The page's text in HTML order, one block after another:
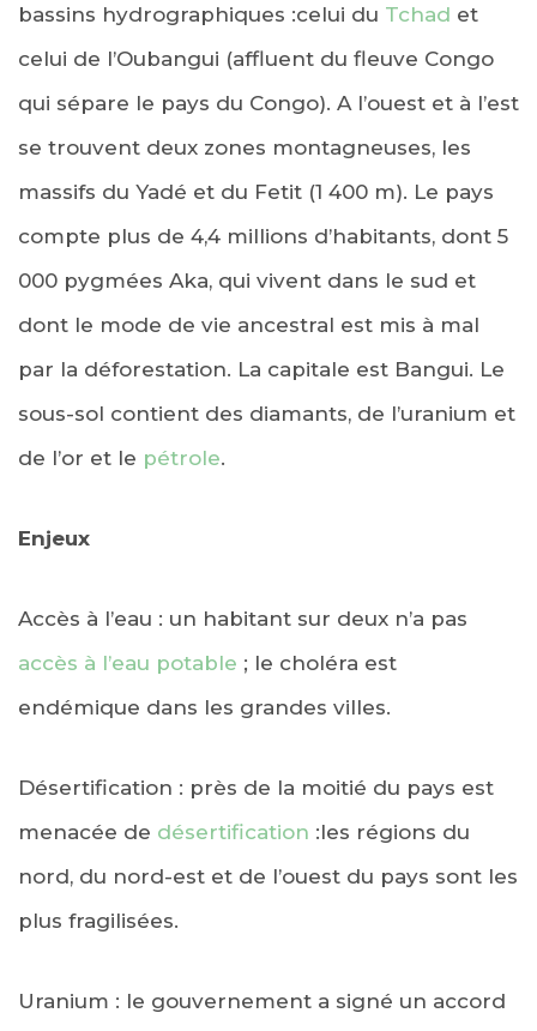
bassins hydrographiques :celui du Tchad et
celui de l’Oubangui (affluent du fleuve Congo
qui sépare le pays du Congo). A l’ouest et à l’est
se trouvent deux zones montagneuses, les
massifs du Yadé et du Fetit (1 400 m). Le pays
compte plus de 4,4 millions d’habitants, dont 5
000 pygmées Aka, qui vivent dans le sud et
dont le mode de vie ancestral est mis à mal
par la déforestation. La capitale est Bangui. Le
sous-sol contient des diamants, de l’uranium et
de l’or et le pétrole.
Enjeux
Accès à l’eau : un habitant sur deux n’a pas
accès à l’eau potable ; le choléra est
endémique dans les grandes villes.
Désertification : près de la moitié du pays est
menacée de désertification :les régions du
nord, du nord-est et de l’ouest du pays sont les
plus fragilisées.
Uranium : le gouvernement a signé un accord